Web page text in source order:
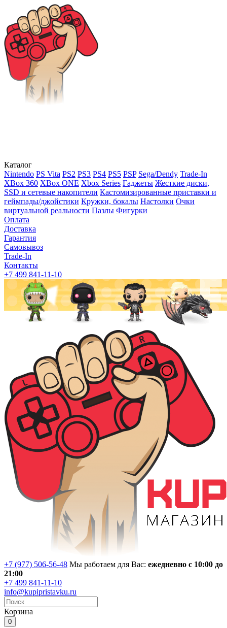
Каталог
Nintendo PS Vita PS2 PS3 PS4 PS5 PSP Sega/Dendy Trade-In
XBox 360 XBox ONE Xbox Series Гаджеты Жесткие диски,
SSD и сетевые накопители Кастомизированные приставки и
геймпады/джойстики Кружки, бокалы Настолки Очки
виртуальной реальности Пазлы Фигурки
Оплата
Доставка
Гарантия
Самовывоз
Trade-In
Контакты
+7 499 841-11-10
+7 (977) 506-56-48 Мы работаем для Вас: ежедневно с 10:00 до
21:00
+7 499 841-11-10
info@kupipristavku.ru
Корзина
0